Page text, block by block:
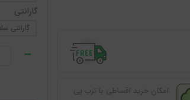
امکان خرید اقساطی با ترب پی
گارانتی
گارانتی